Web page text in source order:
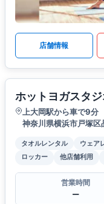
店舗情報
ホットヨガスタ
上大岡駅から車で9分
神奈川県横浜市戸塚
タオルレンタル ウェア
ロッカー
他店舗利用
営業時間
ー